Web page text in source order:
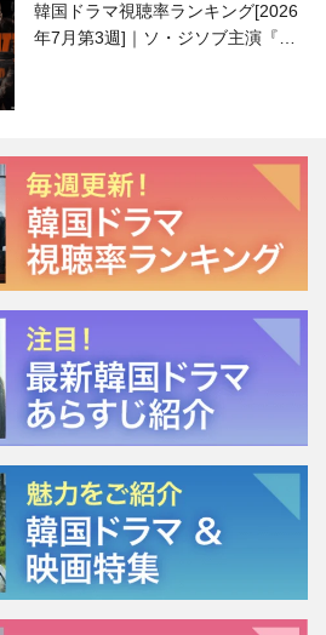
韓国ドラマ視聴率ランキング[2026
年7月第3週]｜ソ・ジソブ主演『エ